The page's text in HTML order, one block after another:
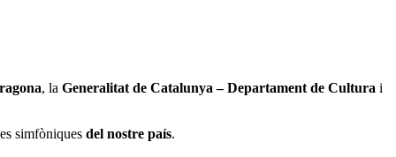
, la Generalitat de Catalunya – Departament de Cultura i
simfòniques del nostre país.